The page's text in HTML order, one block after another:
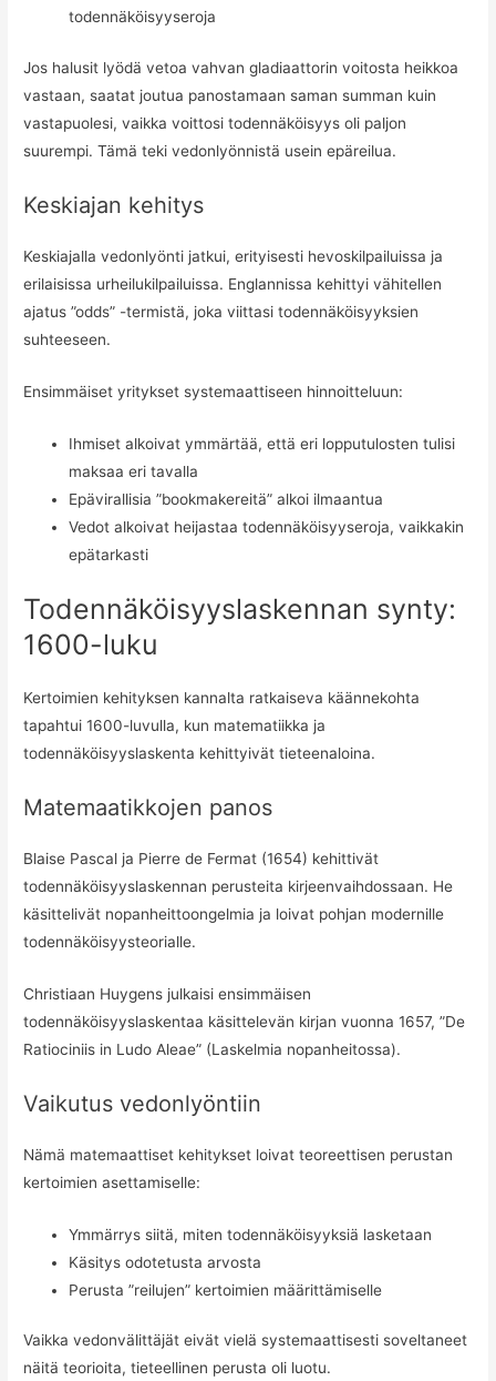
todennäköisyyseroja
Jos halusit lyödä vetoa vahvan gladiaattorin voitosta heikkoa
vastaan, saatat joutua panostamaan saman summan kuin
vastapuolesi, vaikka voittosi todennäköisyys oli paljon
suurempi. Tämä teki vedonlyönnistä usein epäreilua.
Keskiajan kehitys
Keskiajalla vedonlyönti jatkui, erityisesti hevoskilpailuissa ja
erilaisissa urheilukilpailuissa. Englannissa kehittyi vähitellen
ajatus ”odds” -termistä, joka viittasi todennäköisyyksien
suhteeseen.
Ensimmäiset yritykset systemaattiseen hinnoitteluun:
Ihmiset alkoivat ymmärtää, että eri lopputulosten tulisi
maksaa eri tavalla
Epävirallisia ”bookmakereitä” alkoi ilmaantua
Vedot alkoivat heijastaa todennäköisyyseroja, vaikkakin
epätarkasti
Todennäköisyyslaskennan synty:
1600-luku
Kertoimien kehityksen kannalta ratkaiseva käännekohta
tapahtui 1600-luvulla, kun matematiikka ja
todennäköisyyslaskenta kehittyivät tieteenaloina.
Matemaatikkojen panos
Blaise Pascal ja Pierre de Fermat (1654) kehittivät
todennäköisyyslaskennan perusteita kirjeenvaihdossaan. He
käsittelivät nopanheittoongelmia ja loivat pohjan modernille
todennäköisyysteorialle.
Christiaan Huygens julkaisi ensimmäisen
todennäköisyyslaskentaa käsittelevän kirjan vuonna 1657, ”De
Ratiociniis in Ludo Aleae” (Laskelmia nopanheitossa).
Vaikutus vedonlyöntiin
Nämä matemaattiset kehitykset loivat teoreettisen perustan
kertoimien asettamiselle:
Ymmärrys siitä, miten todennäköisyyksiä lasketaan
Käsitys odotetusta arvosta
Perusta ”reilujen” kertoimien määrittämiselle
Vaikka vedonvälittäjät eivät vielä systemaattisesti soveltaneet
näitä teorioita, tieteellinen perusta oli luotu.